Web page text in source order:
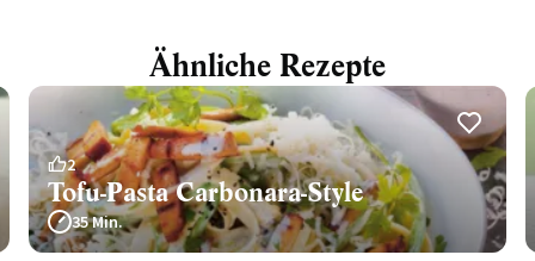
Ähnliche Rezepte
2
Tofu-Pasta Carbonara-Style
35 Min.